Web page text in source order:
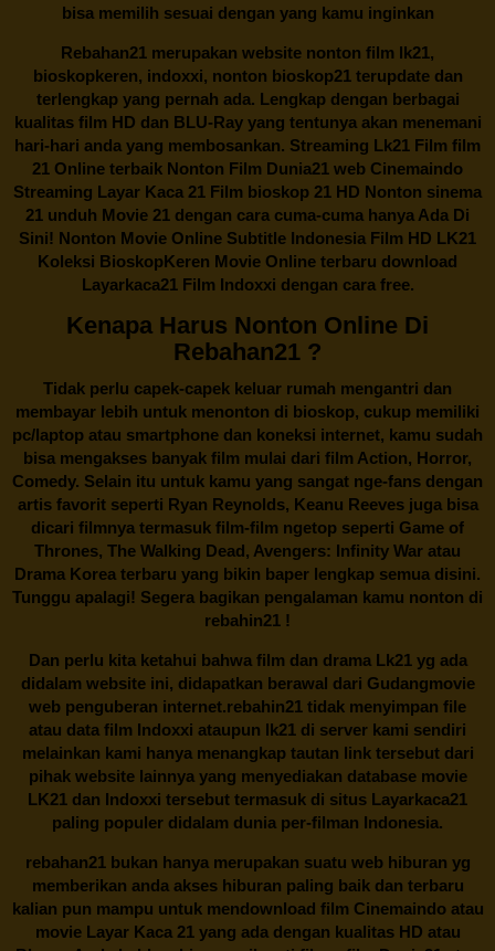
bisa memilih sesuai dengan yang kamu inginkan
Rebahan21 merupakan website nonton film lk21,
bioskopkeren, indoxxi, nonton bioskop21 terupdate dan
terlengkap yang pernah ada. Lengkap dengan berbagai
kualitas film HD dan BLU-Ray yang tentunya akan menemani
hari-hari anda yang membosankan. Streaming Lk21 Film film
21 Online terbaik Nonton Film Dunia21 web Cinemaindo
Streaming Layar Kaca 21 Film bioskop 21 HD Nonton sinema
21 unduh Movie 21 dengan cara cuma-cuma hanya Ada Di
Sini! Nonton Movie Online Subtitle Indonesia Film HD LK21
Koleksi BioskopKeren Movie Online terbaru download
Layarkaca21 Film Indoxxi dengan cara free.
Kenapa Harus Nonton Online Di
Rebahan21 ?
Tidak perlu capek-capek keluar rumah mengantri dan
membayar lebih untuk menonton di bioskop, cukup memiliki
pc/laptop atau smartphone dan koneksi internet, kamu sudah
bisa mengakses banyak film mulai dari film Action, Horror,
Comedy. Selain itu untuk kamu yang sangat nge-fans dengan
artis favorit seperti Ryan Reynolds, Keanu Reeves juga bisa
dicari filmnya termasuk film-film ngetop seperti Game of
Thrones, The Walking Dead, Avengers: Infinity War atau
Drama Korea terbaru yang bikin baper lengkap semua disini.
Tunggu apalagi! Segera bagikan pengalaman kamu nonton di
rebahin21 !
Dan perlu kita ketahui bahwa film dan dramaLk21yg ada
didalam website ini, didapatkan berawal dari Gudangmovie
web penguberan internet.rebahin21 tidak menyimpan file
atau data film Indoxxi ataupun lk21 di server kami sendiri
melainkan kami hanya menangkap tautan link tersebut dari
pihak website lainnya yang menyediakan database movie
LK21 dan Indoxxi tersebut termasuk di situs Layarkaca21
paling populer didalam dunia per-filman Indonesia.
rebahan21bukan hanya merupakan suatu web hiburan yg
memberikan anda akses hiburan paling baik dan terbaru
kalian pun mampu untuk mendownload film Cinemaindo atau
movie Layar Kaca 21 yang ada dengan kualitas HD atau